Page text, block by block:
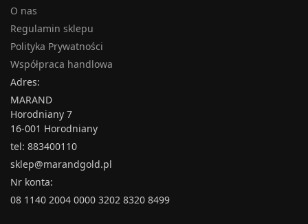
O nas
Regulamin sklepu
Polityka Prywatności
Współpraca handlowa
Adres:
MARAND
Horodniany 7
16-001 Horodniany
tel: 883400110
sklep@marandgold.pl
Nr konta:
08 1140 2004 0000 3202 8320 8499